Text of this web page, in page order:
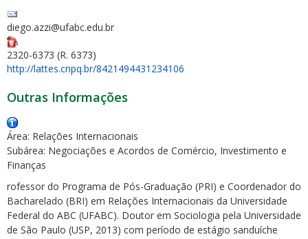
diego.azzi@ufabc.edu.br
2320-6373 (R. 6373)
http://lattes.cnpq.br/8421494431234106
Outras Informações
Área: Relações Internacionais
Subárea: Negociações e Acordos de Comércio, Investimento e
Finanças
rofessor do Programa de Pós-Graduação (PRI) e Coordenador do
Bacharelado (BRI) em Relações Internacionais da Universidade
Federal do ABC (UFABC). Doutor em Sociologia pela Universidade
de São Paulo (USP, 2013) com período de estágio sanduíche